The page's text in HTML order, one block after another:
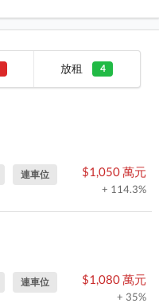
放租 4
連車位 $1,050 萬元
+ 114.3%
連車位 $1,080 萬元
+ 35%